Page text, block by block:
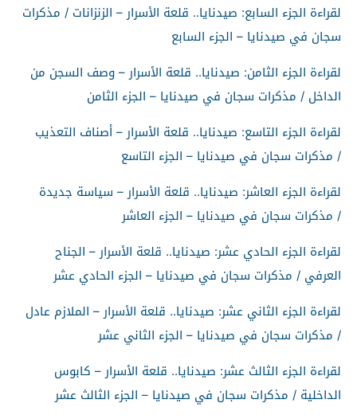
لقراءة الجزء السابع: صيدنايا.. قلعة الأسرار – الزنزانات / مذكرات
سجان في صيدنايا – الجزء السابع
لقراءة الجزء الثامن: صيدنايا.. قلعة الأسرار – وصف السجن من
الداخل / مذكرات سجان في صيدنايا – الجزء الثامن
لقراءة الجزء التاسع: صيدنايا.. قلعة الأسرار – أصناف التعذيب
/ مذكرات سجان في صيدنايا – الجزء التاسع
لقراءة الجزء العاشر: صيدنايا.. قلعة الأسرار – سياسة جديدة
/ مذكرات سجان في صيدنايا – الجزء العاشر
لقراءة الجزء الحادي عشر: صيدنايا.. قلعة الأسرار – الجناح
العرفي / مذكرات سجان في صيدنايا – الجزء الحادي عشر
لقراءة الجزء الثاني عشر: صيدنايا.. قلعة الأسرار – الملازم عادل
/ مذكرات سجان في صيدنايا – الجزء الثاني عشر
لقراءة الجزء الثالث عشر: صيدنايا.. قلعة الأسرار – كابوس
الداخلية / مذكرات سجان في صيدنايا – الجزء الثالث عشر